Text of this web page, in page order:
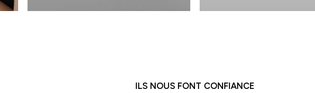
ILS NOUS FONT CONFIANCE